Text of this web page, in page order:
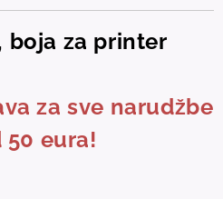
boja za printer
za sve narudžbe
50 eura!